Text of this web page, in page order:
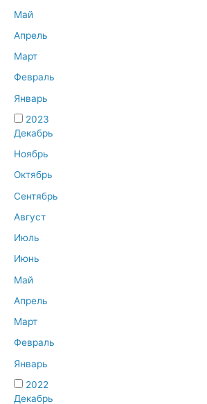
Май
Апрель
Март
Февраль
Январь
2023
Декабрь
Ноябрь
Октябрь
Сентябрь
Август
Июль
Июнь
Май
Апрель
Март
Февраль
Январь
2022
Декабрь